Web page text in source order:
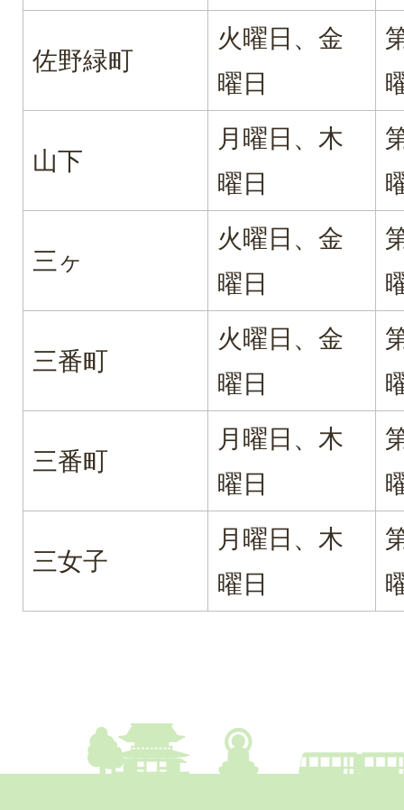
佐野緑町
火曜日、金
曜日
山下
月曜日、木
曜日
三ヶ
火曜日、金
曜日
三番町
火曜日、金
曜日
三番町
月曜日、木
曜日
三女子
月曜日、木
曜日